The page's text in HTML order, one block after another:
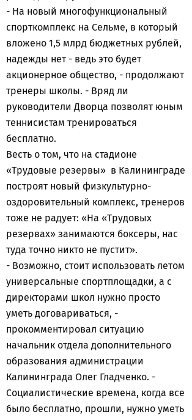
- На новый многофункциональный
спорткомплекс на Сельме, в который
вложено 1,5 млрд бюджетных рублей,
надежды нет - ведь это будет
акционерное общество, - продолжают
тренеры школы. - Вряд ли
руководители Дворца позволят юным
теннисистам тренироваться
бесплатно.
Весть о том, что на стадионе
«Трудовые резервы» в Калининграде
построят новый физкультурно-
оздоровительный комплекс, тренеров
тоже не радует: «На «Трудовых
резервах» занимаются боксеры, нас
туда точно никто не пустит».
- Возможно, стоит использовать летом
универсальные спортплощадки, а с
директорами школ нужно просто
уметь договариваться, -
прокомментировал ситуацию
начальник отдела дополнительного
образования администрации
Калининграда Олег Гладченко. -
Социалистические времена, когда все
было бесплатно, прошли, нужно уметь